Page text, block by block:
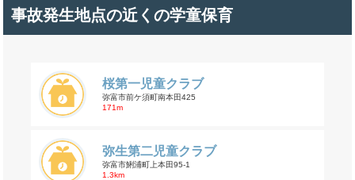
事故発生地点の近くの学童保育
桜第一児童クラブ
弥富市前ケ須町南本田425
171m
弥生第二児童クラブ
弥富市鯏浦町上本田95-1
1.3km